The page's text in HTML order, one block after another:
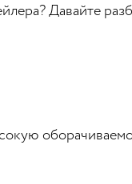
Давайте